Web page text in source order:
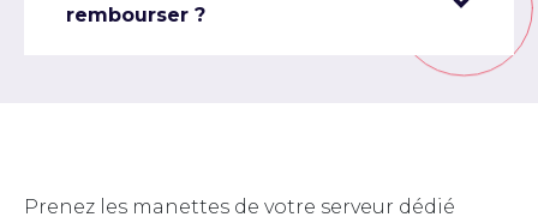
rembourser ?
Prenez les manettes de votre serveur dédié